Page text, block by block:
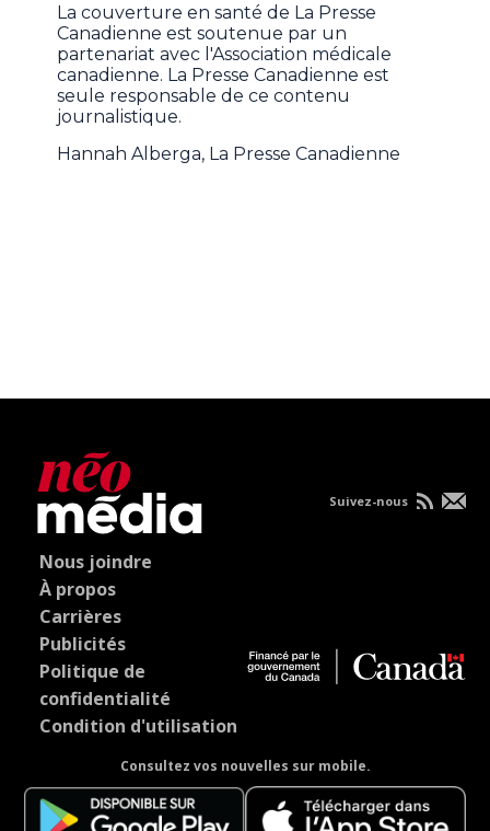
La couverture en santé de La Presse
Canadienne est soutenue par un
partenariat avec l'Association médicale
canadienne. La Presse Canadienne est
seule responsable de ce contenu
journalistique.
Hannah Alberga, La Presse Canadienne
Nous joindre
À propos
Carrières
Publicités
Politique de
confidentialité
Condition d'utilisation
Consultez vos nouvelles sur mobile.
Suivez-nous